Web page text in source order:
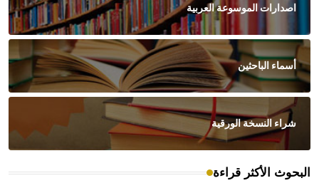
اصدارات الموسوعة العربية
أسماء الباحثين
شراء النسخة الورقية
البحوث الأكثر قراءة